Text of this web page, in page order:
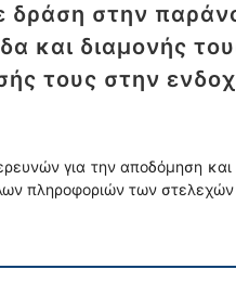
στην
και διαμονής
τους στην
για την αποδόμηση
πληροφοριών των